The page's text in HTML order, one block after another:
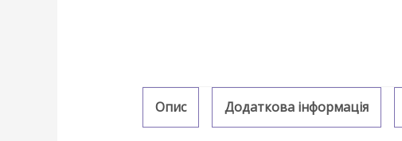
Опис Додаткова інформація